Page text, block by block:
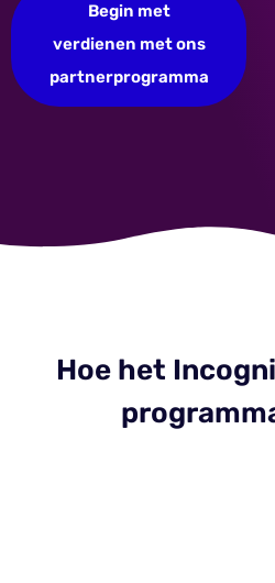
Begin met
verdienen met ons
partnerprogramma
Hoe het